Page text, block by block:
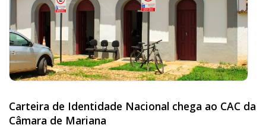
Carteira de Identidade Nacional chega ao CAC da
Câmara de Mariana